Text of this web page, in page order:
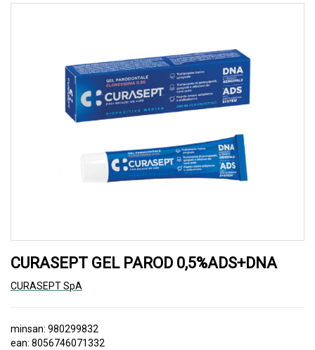
CURASEPT GEL PAROD 0,5%ADS+DNA
CURASEPT SpA
minsan: 980299832
ean: 8056746071332